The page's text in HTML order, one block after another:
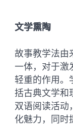
文学熏陶
故事教学法由
一体，对于激
轻重的作用。
括古典文学和
双语阅读活动
化魅力，同时